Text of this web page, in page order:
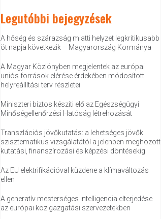
Legutóbbi bejegyzések
A hőség és szárazság miatti helyzet legkritikusabb
öt napja következik – Magyarország Kormánya
A Magyar Közlönyben megjelentek az európai
uniós források elérése érdekében módosított
helyreállítási terv részletei
Miniszteri biztos készíti elő az Egészségügyi
Minőségellenőrzési Hatóság létrehozását
Transzlációs jövőkutatás: a lehetséges jövők
szisztematikus vizsgálatától a jelenben meghozott
kutatási, finanszírozási és képzési döntésekig
Az EU elektrifikációval küzdene a klímaváltozás
ellen
A generatív mesterséges intelligencia elterjedése
az európai közigazgatási szervezetekben